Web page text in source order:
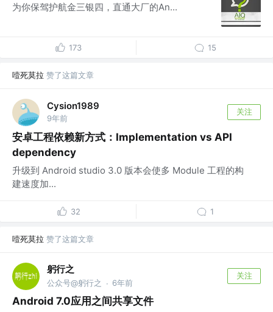
为你保驾护航金三银四，直通大厂的An...
173 15
噎死莫拉 赞了这篇文章
Cysion1989
9年前
关注
安卓工程依赖新方式：Implementation vs API
dependency
升级到 Android studio 3.0 版本会使多 Module 工程的构
建速度加...
32 1
噎死莫拉 赞了这篇文章
躬行之
公众号@躬行之 · 6年前
关注
Android 7.0应用之间共享文件